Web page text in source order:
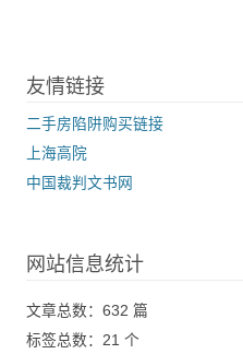
友情链接
二手房陷阱购买链接
上海高院
中国裁判文书网
网站信息统计
文章总数：632 篇
标签总数：21 个